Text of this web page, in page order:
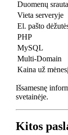
Duomenų
Vieta serveryje
El. pašto
PHP
MySQL
Multi-Domain
Kaina už mėnesį
Išsamesnę
svetainėje.
Kitos